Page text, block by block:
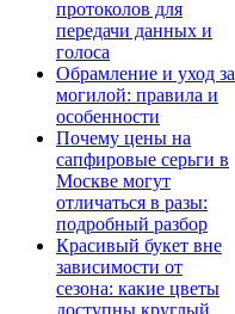
протоколов для
передачи данных и
голоса
Обрамление и уход за
могилой: правила и
особенности
Почему цены на
сапфировые серьги в
Москве могут
отличаться в разы:
подробный разбор
Красивый букет вне
зависимости от
сезона: какие цветы